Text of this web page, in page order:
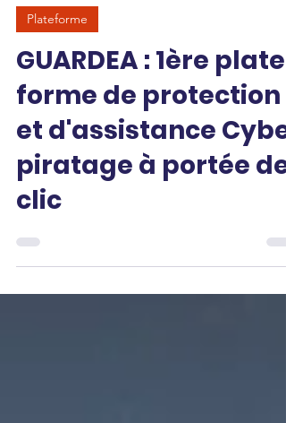
Plateforme
GUARDEA : 1ère plate-
forme de protection
et d'assistance Cyber
piratage à portée de
clic